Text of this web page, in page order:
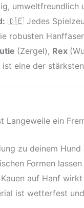
umweltfreundlich
🇩🇪 Jedes
robusten
(Zergel), Rex
ist eine der
Langeweile ein
zu deinem
Formen
Kauen auf Hanf
ist wetterfest